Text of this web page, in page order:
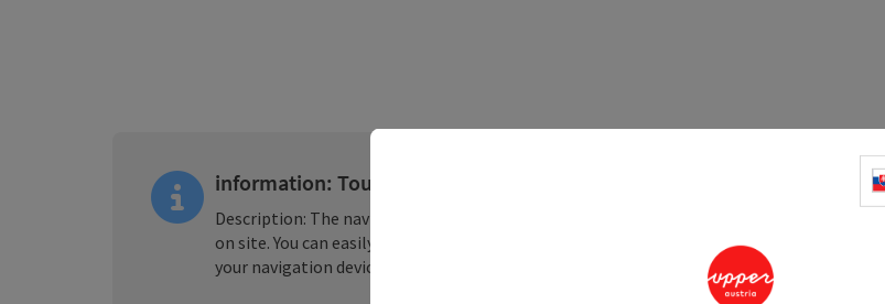
information: Tour - Digitally prepared
Description: The navigation for this tour is only available digitally. There is no signposting
on site. You can easily download the
from this website and use it conveniently on
your navigation device or smartphone.